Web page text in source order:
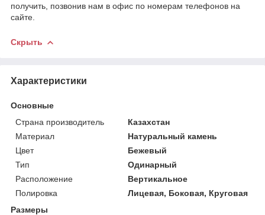
получить, позвонив нам в офис по номерам телефонов на
сайте.
Скрыть
Характеристики
Основные
Страна производитель
Казахстан
Материал
Натуральный камень
Цвет
Бежевый
Тип
Одинарный
Расположение
Вертикальное
Полировка
Лицевая, Боковая, Круговая
Размеры